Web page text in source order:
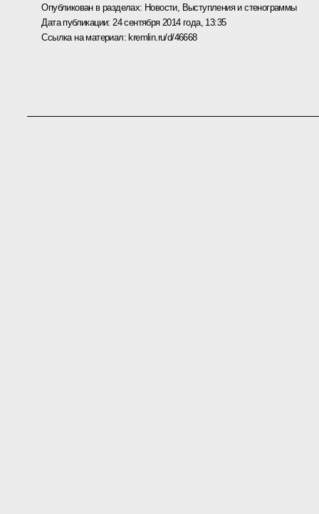
Опубликован в разделах: Новости, Выступления и стенограммы
Дата публикации: 24 сентября 2014 года, 13:35
Ссылка на материал: kremlin.ru/d/46668